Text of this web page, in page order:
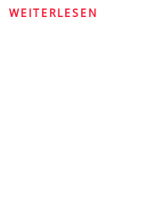
WEITERLESEN